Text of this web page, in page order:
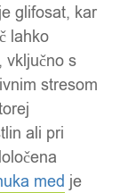
glifosat, kar
lahko
vključno s
stresom
ali pri
med je